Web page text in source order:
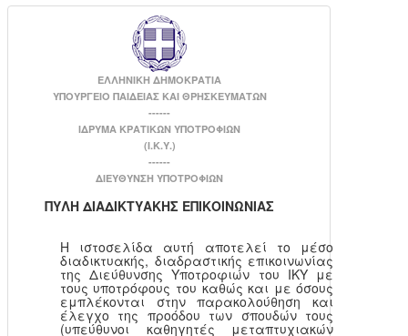
ΕΛΛΗΝΙΚΗ ΔΗΜΟΚΡΑΤΙΑ
ΥΠΟΥΡΓΕΙΟ ΠΑΙΔΕΙΑΣ ΚΑΙ ΘΡΗΣΚΕΥΜΑΤΩΝ
------
ΙΔΡΥΜΑ ΚΡΑΤΙΚΩΝ ΥΠΟΤΡΟΦΙΩΝ
(Ι.Κ.Υ.)
------
ΔΙΕΥΘΥΝΣΗ ΥΠΟΤΡΟΦΙΩΝ
ΠΥΛΗ ΔΙΑΔΙΚΤΥΑΚΗΣ ΕΠΙΚΟΙΝΩΝΙΑΣ
Η ιστοσελίδα αυτή αποτελεί το μέσο
διαδικτυακής, διαδραστικής επικοινωνίας
της Διεύθυνσης Υποτροφιών του ΙΚΥ με
τους υποτρόφους του καθώς και με όσους
εμπλέκονται στην παρακολούθηση και
έλεγχο της προόδου των σπουδών τους
(υπεύθυνοι καθηγητές μεταπτυχιακών